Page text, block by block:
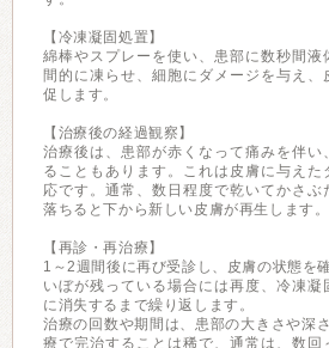
【冷凍凝固処置】
綿棒やスプレーを使い、患部に数秒間液
間的に凍らせ、細胞にダメージを与え、
促します。
【治療後の経過観察】
治療後は、患部が赤くなって痛みを伴い
ることもあります。これは皮膚に与えた
応です。通常、数日程度で乾いてかさぶ
落ちると下から新しい皮膚が再生します。
【再診・再治療】
1～2週間後に再び受診し、皮膚の状態を
いぼが残っている場合には再度、冷凍凝
に消失するまで繰り返します。
治療の回数や期間は、患部の大きさや深
療で完治することは稀で、通常は、数回